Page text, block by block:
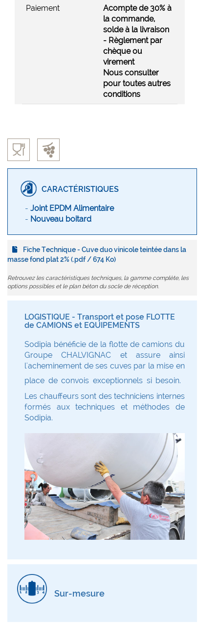
Paiement
Acompte de 30% à
la commande,
solde à la livraison
- Règlement par
chèque ou
virement
Nous consulter
pour toutes autres
conditions
CARACTÉRISTIQUES
- Joint EPDM Alimentaire
- Nouveau boitard
Fiche Technique - Cuve duo vinicole teintée dans la
masse fond plat 2% (.pdf / 674 Ko)
Retrouvez les caractéristiques techniques, la gamme complète, les
options possibles et le plan béton du socle de réception.
LOGISTIQUE - Transport et pose FLOTTE
de CAMIONS et EQUIPEMENTS
Sodipia bénéficie de la flotte de camions du
Groupe CHALVIGNAC et assure ainsi
l'acheminement de ses cuves par la mise en
place de convois exceptionnels si besoin.
Les chauffeurs sont des techniciens internes
formés aux techniques et méthodes de
Sodipia.
Sur-mesure